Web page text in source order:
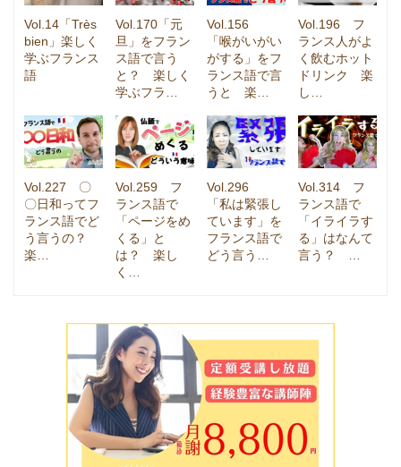
Vol.14「Très
bien」楽しく
学ぶフランス
語
Vol.170「元
旦」をフラン
ス語で言う
と？ 楽しく
学ぶフラ…
Vol.156
「喉がいがい
がする」をフ
ランス語で言
うと 楽…
Vol.196 フ
ランス人がよ
く飲むホット
ドリンク 楽
し…
Vol.227 〇
〇日和ってフ
ランス語でど
う言うの？
楽…
Vol.259 フ
ランス語で
「ページをめ
くる」と
は？ 楽し
く…
Vol.296
「私は緊張し
ています」を
フランス語で
どう言う…
Vol.314 フ
ランス語で
「イライラす
る」はなんて
言う？ …